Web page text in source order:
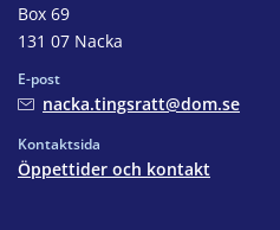
Box 69
131 07 Nacka
E-post
nacka.tingsratt@dom.se
Kontaktsida
Öppettider och kontakt